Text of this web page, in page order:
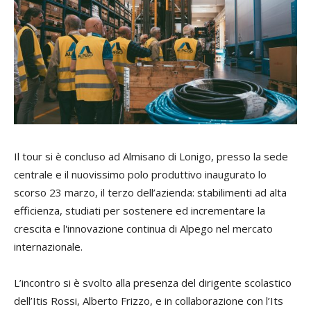
Il tour si è concluso ad Almisano di Lonigo, presso la sede
centrale e il nuovissimo polo produttivo inaugurato lo
scorso 23 marzo, il terzo dell’azienda: stabilimenti ad alta
efficienza, studiati per sostenere ed incrementare la
crescita e l'innovazione continua di Alpego nel mercato
internazionale.
L’incontro si è svolto alla presenza del dirigente scolastico
dell’Itis Rossi, Alberto Frizzo, e in collaborazione con l’Its